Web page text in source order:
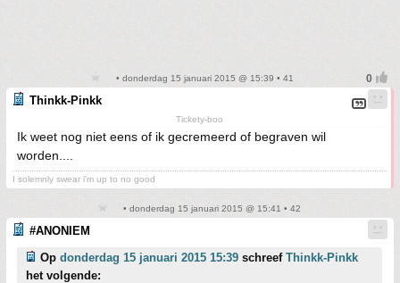
• donderdag 15 januari 2015 @ 15:39 • 41
Thinkk-Pinkk
Tickety-boo
Ik weet nog niet eens of ik gecremeerd of begraven wil
worden....
I solemnly swear i'm up to no good
• donderdag 15 januari 2015 @ 15:41 • 42
#ANONIEM
Op donderdag 15 januari 2015 15:39 schreef Thinkk-Pinkk
het volgende: